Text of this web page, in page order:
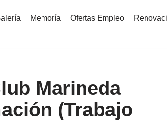
Memoría Ofertas Empleo
Marineda
(Trabajo